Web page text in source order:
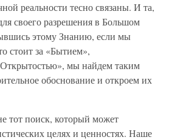
реальности тесно связаны. И та,
своего разрешения в Большом
этому Знанию, если мы
стоит за «Бытием»,
мы найдем таким
обоснование и откроем их
тот поиск, который может
целях и ценностях. Наше